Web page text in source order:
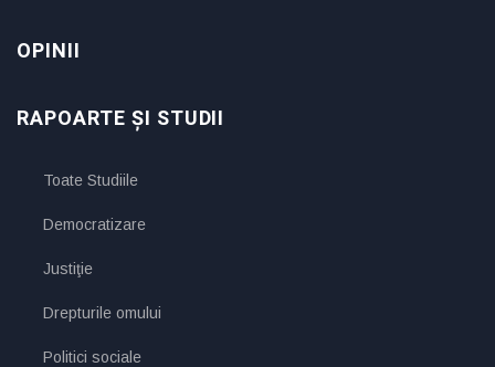
OPINII
RAPOARTE ȘI STUDII
Toate Studiile
Democratizare
Justiţie
Drepturile omului
Politici sociale